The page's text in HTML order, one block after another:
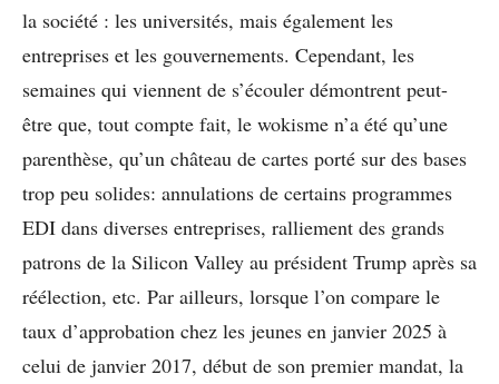
la société : les universités, mais également les
entreprises et les gouvernements. Cependant, les
semaines qui viennent de s’écouler démontrent peut-
être que, tout compte fait, le wokisme n’a été qu’une
parenthèse, qu’un château de cartes porté sur des bases
trop peu solides: annulations de certains programmes
EDI dans diverses entreprises, ralliement des grands
patrons de la Silicon Valley au président Trump après sa
réélection, etc. Par ailleurs, lorsque l’on compare le
taux d’approbation chez les jeunes en janvier 2025 à
celui de janvier 2017, début de son premier mandat, la